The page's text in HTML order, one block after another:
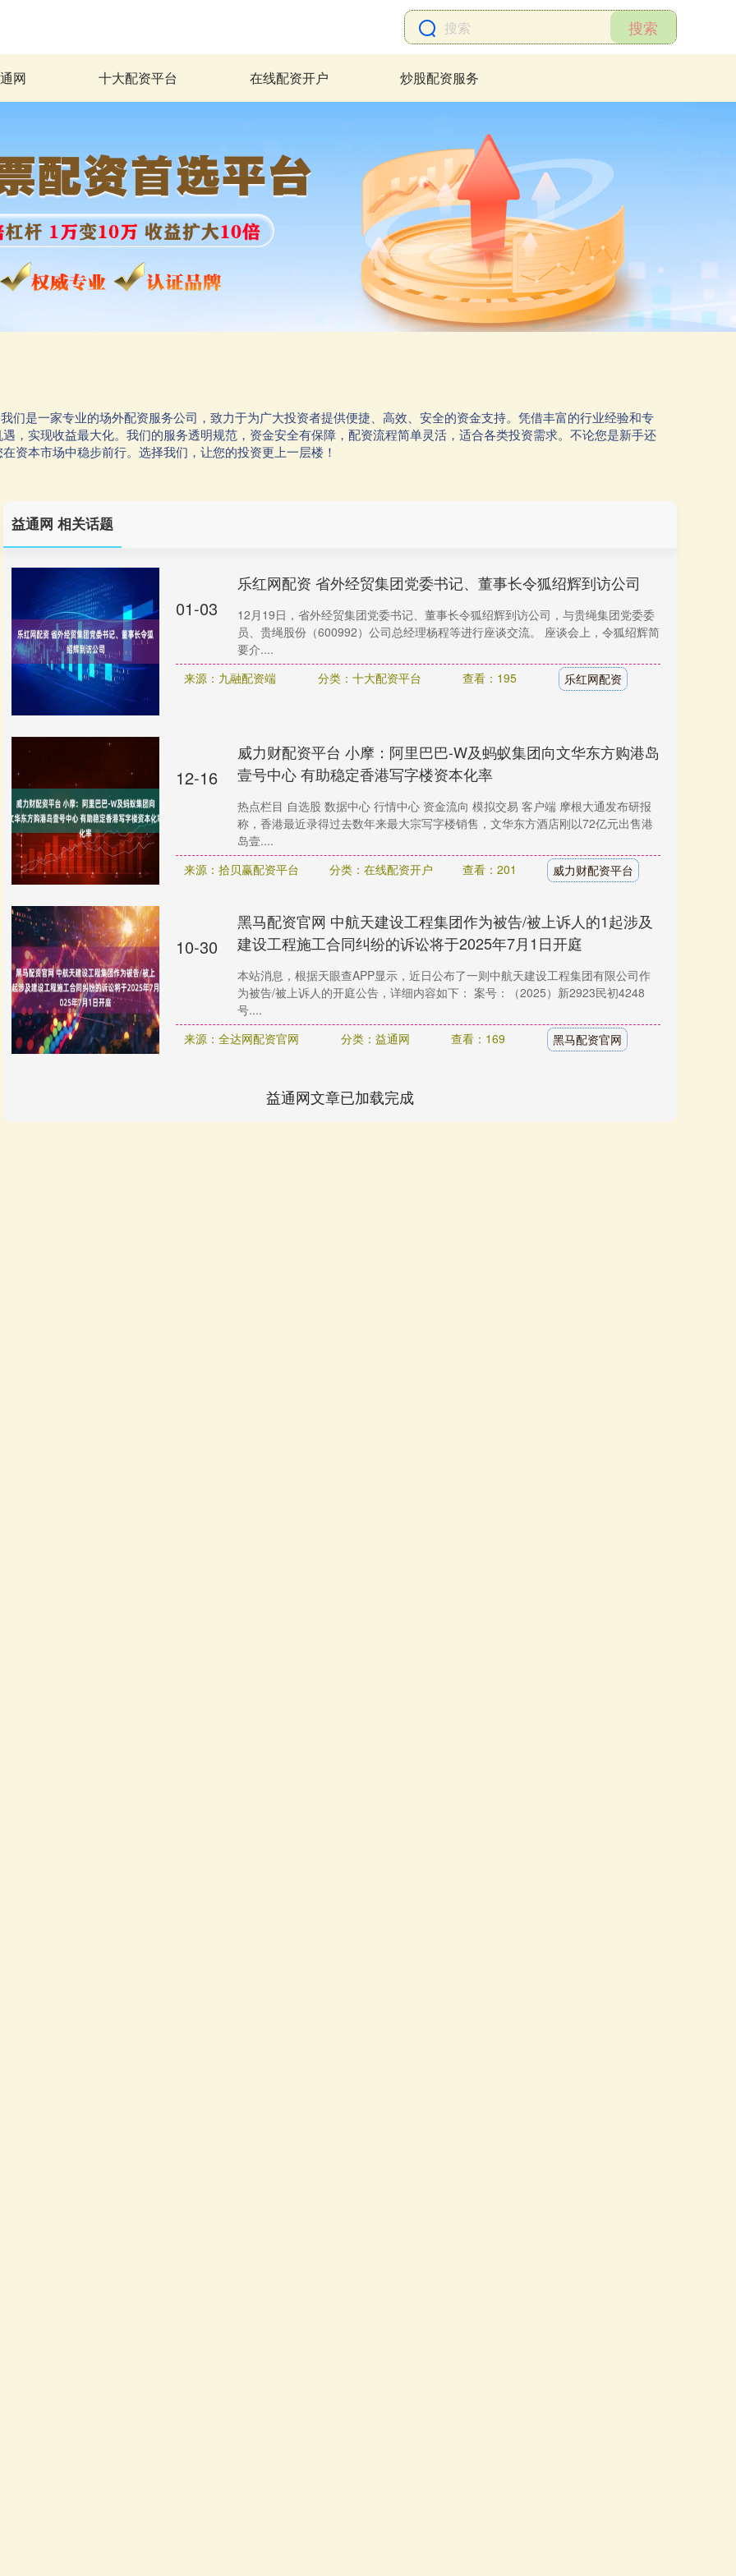
搜索
网 十大配资平台 在线配资开户 炒股配资服务
们是一家专业的场外配资服务公司，致力于为广大投资者提供便捷、高效、安全的资金支持。凭借丰富的行业经验和专
，实现收益最大化。我们的服务透明规范，资金安全有保障，配资流程简单灵活，适合各类投资需求。不论您是新手还
资本市场中稳步前行。选择我们，让您的投资更上一层楼！
益通网 相关话题
01-03
乐红网配资 省外经贸集团党委书记、董事长令狐绍辉到访公司
12月19日，省外经贸集团党委书记、董事长令狐绍辉到访公司，与贵绳集团党委委
员、贵绳股份（600992）公司总经理杨程等进行座谈交流。 座谈会上，令狐绍辉简
要介....
来源：九融配资端
分类：十大配资平台 查看：195 乐红网配资
12-16
威力财配资平台 小摩：阿里巴巴-W及蚂蚁集团向文华东方购港岛
壹号中心 有助稳定香港写字楼资本化率
热点栏目 自选股 数据中心 行情中心 资金流向 模拟交易 客户端 摩根大通发布研报
称，香港最近录得过去数年来最大宗写字楼销售，文华东方酒店刚以72亿元出售港
岛壹....
来源：拾贝赢配资平台
分类：在线配资开户 查看：201 威力财配资平台
10-30
黑马配资官网 中航天建设工程集团作为被告/被上诉人的1起涉及
建设工程施工合同纠纷的诉讼将于2025年7月1日开庭
本站消息，根据天眼查APP显示，近日公布了一则中航天建设工程集团有限公司作
为被告/被上诉人的开庭公告，详细内容如下： 案号：（2025）新2923民初4248
号....
来源：全达网配资官网
分类：益通网 查看：169 黑马配资官网
益通网文章已加载完成